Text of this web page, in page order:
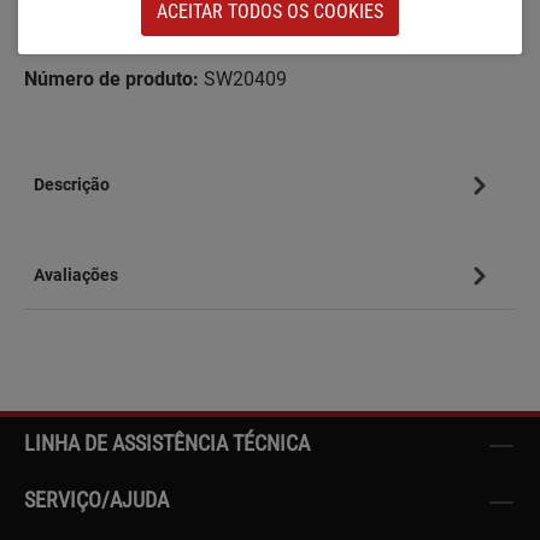
Adicionar à lista de desejos
Número de produto: SW20409
Descrição
Avaliações
LINHA DE ASSISTÊNCIA TÉCNICA
SERVIÇO/AJUDA
ACEITAR TODOS OS COOKIES